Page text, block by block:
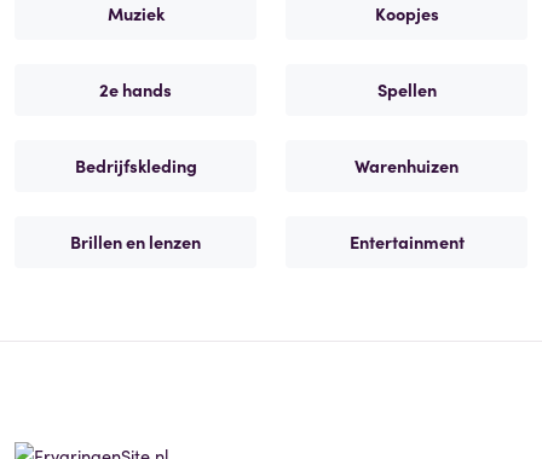
Muziek Koopjes
2e hands Spellen
Bedrijfskleding Warenhuizen
Brillen en lenzen Entertainment